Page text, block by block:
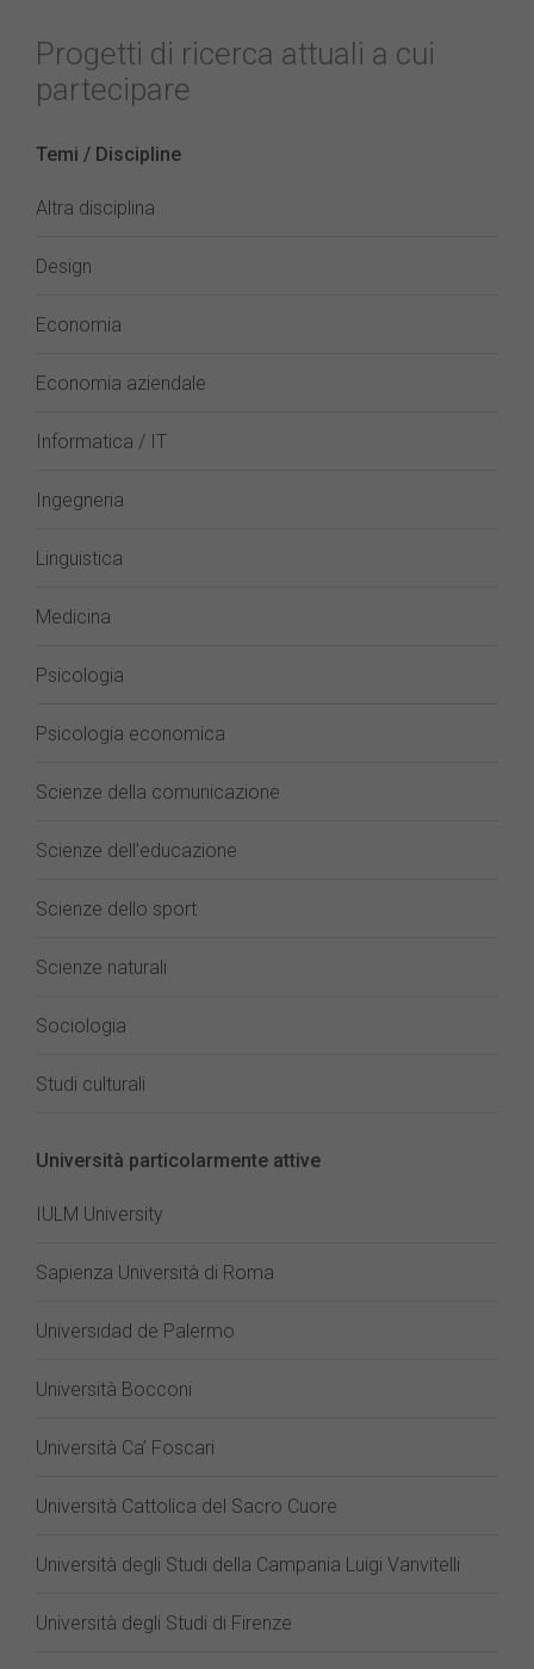
Progetti di ricerca attuali a cui
partecipare
Temi / Discipline
Altra disciplina
Design
Economia
Economia aziendale
Informatica / IT
Ingegneria
Linguistica
Medicina
Psicologia
Psicologia economica
Scienze della comunicazione
Scienze dell’educazione
Scienze dello sport
Scienze naturali
Sociologia
Studi culturali
Università particolarmente attive
IULM University
Sapienza Università di Roma
Universidad de Palermo
Università Bocconi
Università Ca’ Foscari
Università Cattolica del Sacro Cuore
Università degli Studi della Campania Luigi Vanvitelli
Università degli Studi di Firenze